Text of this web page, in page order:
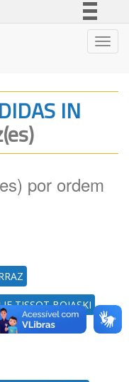
Legislação
Canais
IN
por ordem
TISSOT BOIASKI